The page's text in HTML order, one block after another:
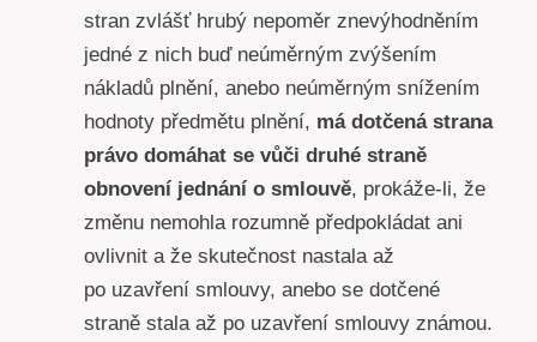
stran zvlášť hrubý nepoměr znevýhodněním
jedné z nich buď neúměrným zvýšením
nákladů plnění, anebo neúměrným snížením
hodnoty předmětu plnění, má dotčená strana
právo domáhat se vůči druhé straně
obnovení jednání o smlouvě, prokáže-li, že
změnu nemohla rozumně předpokládat ani
ovlivnit a že skutečnost nastala až
po uzavření smlouvy, anebo se dotčené
straně stala až po uzavření smlouvy známou.